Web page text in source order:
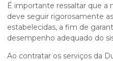
É importante ressaltar que a
deve seguir rigorosamente
estabelecidas, a fim de
desempenho adequado do
Ao contratar os serviços da